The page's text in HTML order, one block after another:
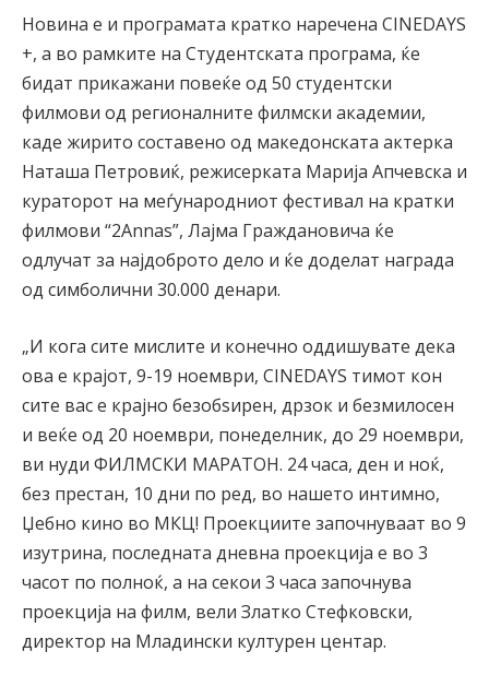
Новина е и програмата кратко наречена CINEDAYS
+, а во рамките на Студентската програма, ќе
бидат прикажани повеќе од 50 студентски
филмови од регионалните филмски академии,
каде жирито составено од македонската актерка
Наташа Петровиќ, режисерката Марија Апчевска и
кураторот на меѓународниот фестивал на кратки
филмови “2Annas”, Лајма Граждановича ќе
одлучат за најдоброто дело и ќе доделат награда
од симболични 30.000 денари.
„И кога сите мислите и конечно оддишувате дека
ова е крајот, 9-19 ноември, CINEDAYS тимот кон
сите вас е крајно безобѕирен, дрзок и безмилосен
и веќе од 20 ноември, понеделник, до 29 ноември,
ви нуди ФИЛМСКИ МАРАТОН. 24 часа, ден и ноќ,
без престан, 10 дни по ред, во нашето интимно,
Џебно кино во МКЦ! Проекциите започнуваат во 9
изутрина, последната дневна проекција е во 3
часот по полноќ, а на секои 3 часа започнува
проекција на филм, вели Златко Стефковски,
директор на Младински културен центар.